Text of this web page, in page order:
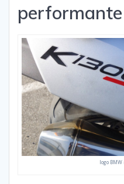
performante
logo BMW